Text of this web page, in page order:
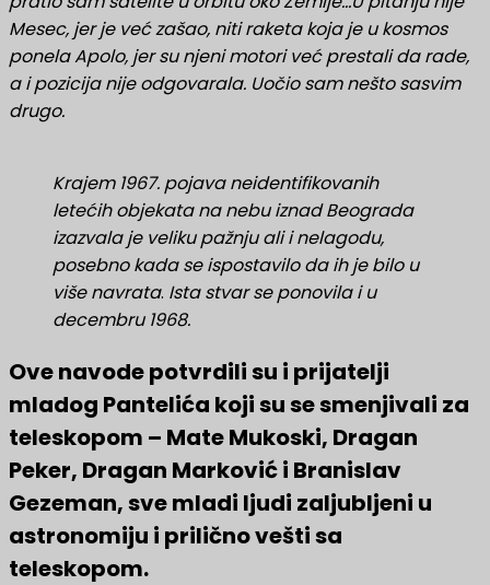
Mesec, jer je već zašao, niti raketa koja je u kosmos
ponela Apolo, jer su njeni motori već prestali da rade,
a i pozicija nije odgovarala. Uočio sam nešto sasvim
drugo.
Krajem 1967. pojava neidentifikovanih
letećih objekata na nebu iznad Beograda
izazvala je veliku pažnju ali i nelagodu,
posebno kada se ispostavilo da ih je bilo u
više navrata. Ista stvar se ponovila i u
decembru 1968.
Ove navode potvrdili su i prijatelji
mladog Pantelića koji su se smenjivali za
teleskopom – Mate Mukoski, Dragan
Peker, Dragan Marković i Branislav
Gezeman, sve mladi ljudi zaljubljeni u
astronomiju i prilično vešti sa
teleskopom.